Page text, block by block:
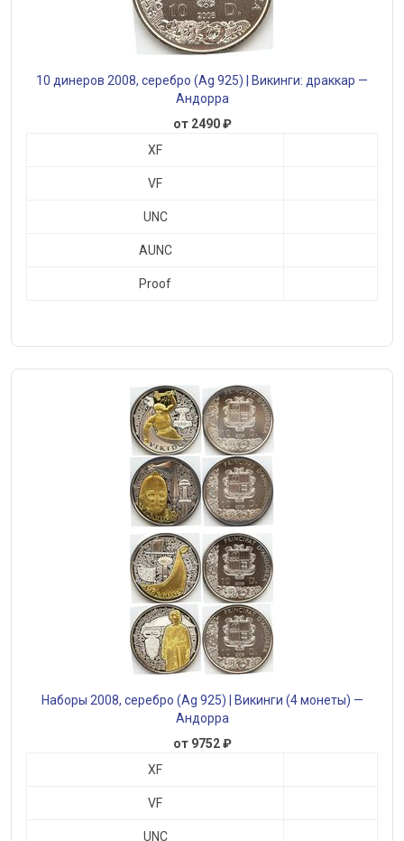
10 динеров 2008, серебро (Ag 925) | Викинги: драккар —
Андорра
от 2490 ₽
XF
VF
UNC
AUNC
Proof
Наборы 2008, серебро (Ag 925) | Викинги (4 монеты) —
Андорра
от 9752 ₽
XF
VF
UNC